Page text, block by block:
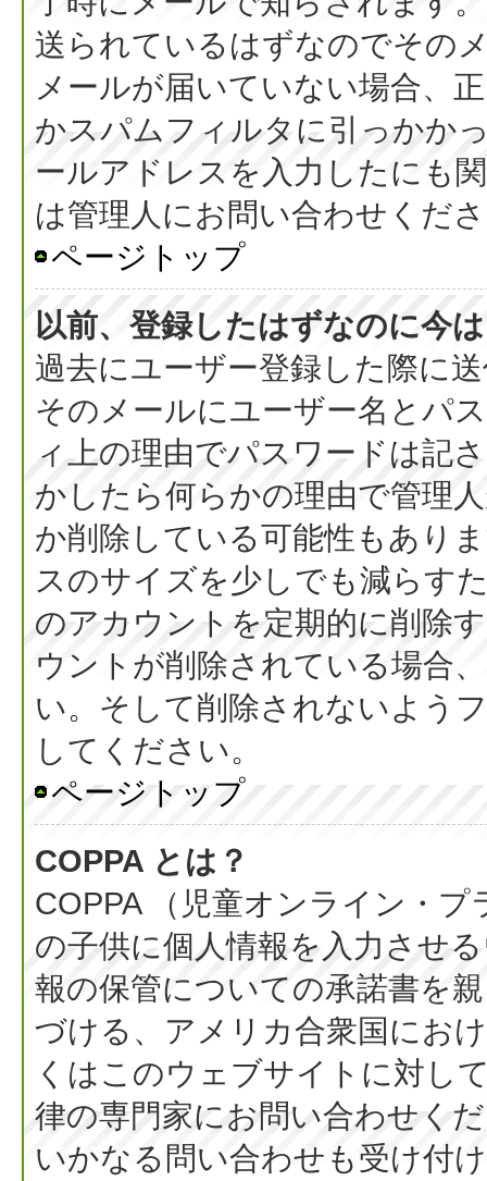
送られているはずなのでその
メールが届いていない場合、
かスパムフィルタに引っかか
ールアドレスを入力したにも
は管理人にお問い合わせくだ
ページトップ
以前、登録したはずなのに今
過去にユーザー登録した際に
そのメールにユーザー名とパ
ィ上の理由でパスワードは記
かしたら何らかの理由で管理
か削除している可能性もあり
スのサイズを少しでも減らす
のアカウントを定期的に削除
ウントが削除されている場合
い。そして削除されないよう
してください。
ページトップ
COPPA とは？
COPPA （児童オンライン・
の子供に個人情報を入力させ
報の保管についての承諾書を
づける、アメリカ合衆国にお
くはこのウェブサイトに対し
律の専門家にお問い合わせく
いかなる問い合わせも受け付